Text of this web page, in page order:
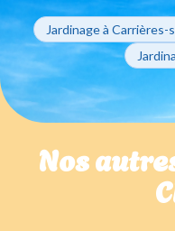
Jardinage à Carrières-
Nos